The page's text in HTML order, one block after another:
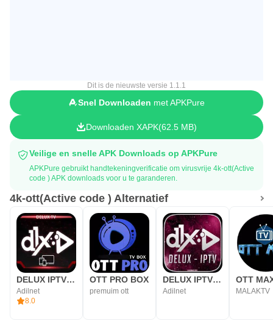
Dit is de nieuwste versie 1.1.1
Snel Downloaden met APKPure
Downloaden XAPK 62.5 MB
Veilige en snelle APK Downloads op APKPure
APKPure gebruikt handtekeningverificatie om virusvrije 4k-ott(Active
code ) APK downloads voor u te garanderen.
4k-ott(Active code ) Alternatief
DELUX IPTV PLAYER
Adilnet
8.0
OTT PRO BOX
premuim ott
DELUX IPTV PRO V2
Adilnet
OTT
MALAKTV